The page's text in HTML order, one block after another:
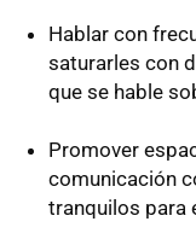
Hablar con
saturarles con
que se hable
Promover
comunicación
tranquilos para